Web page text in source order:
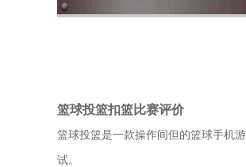
篮球投篮扣篮比赛评价
篮球投篮是一款操作间但的篮球手机
试。